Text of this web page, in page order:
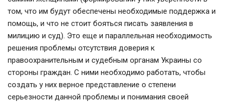
том, что им будут обеспечены необходимые поддержка и
помощь, и что не стоит бояться писать заявления в
милицию и суд). Это еще и параллельная необходимость
решения проблемы отсутствия доверия к
правоохранительным и судебным органам Украины со
стороны граждан. С ними необходимо работать, чтобы
создать у них верное представление о степени
серьезности данной проблемы и понимания своей